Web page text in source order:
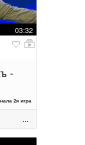
03:32
-
2я игра
...